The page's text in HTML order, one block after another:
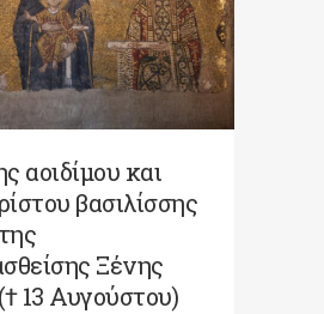
αοιδίμου και
βασιλίσσης
Ξένης
13 Αυγούστου)